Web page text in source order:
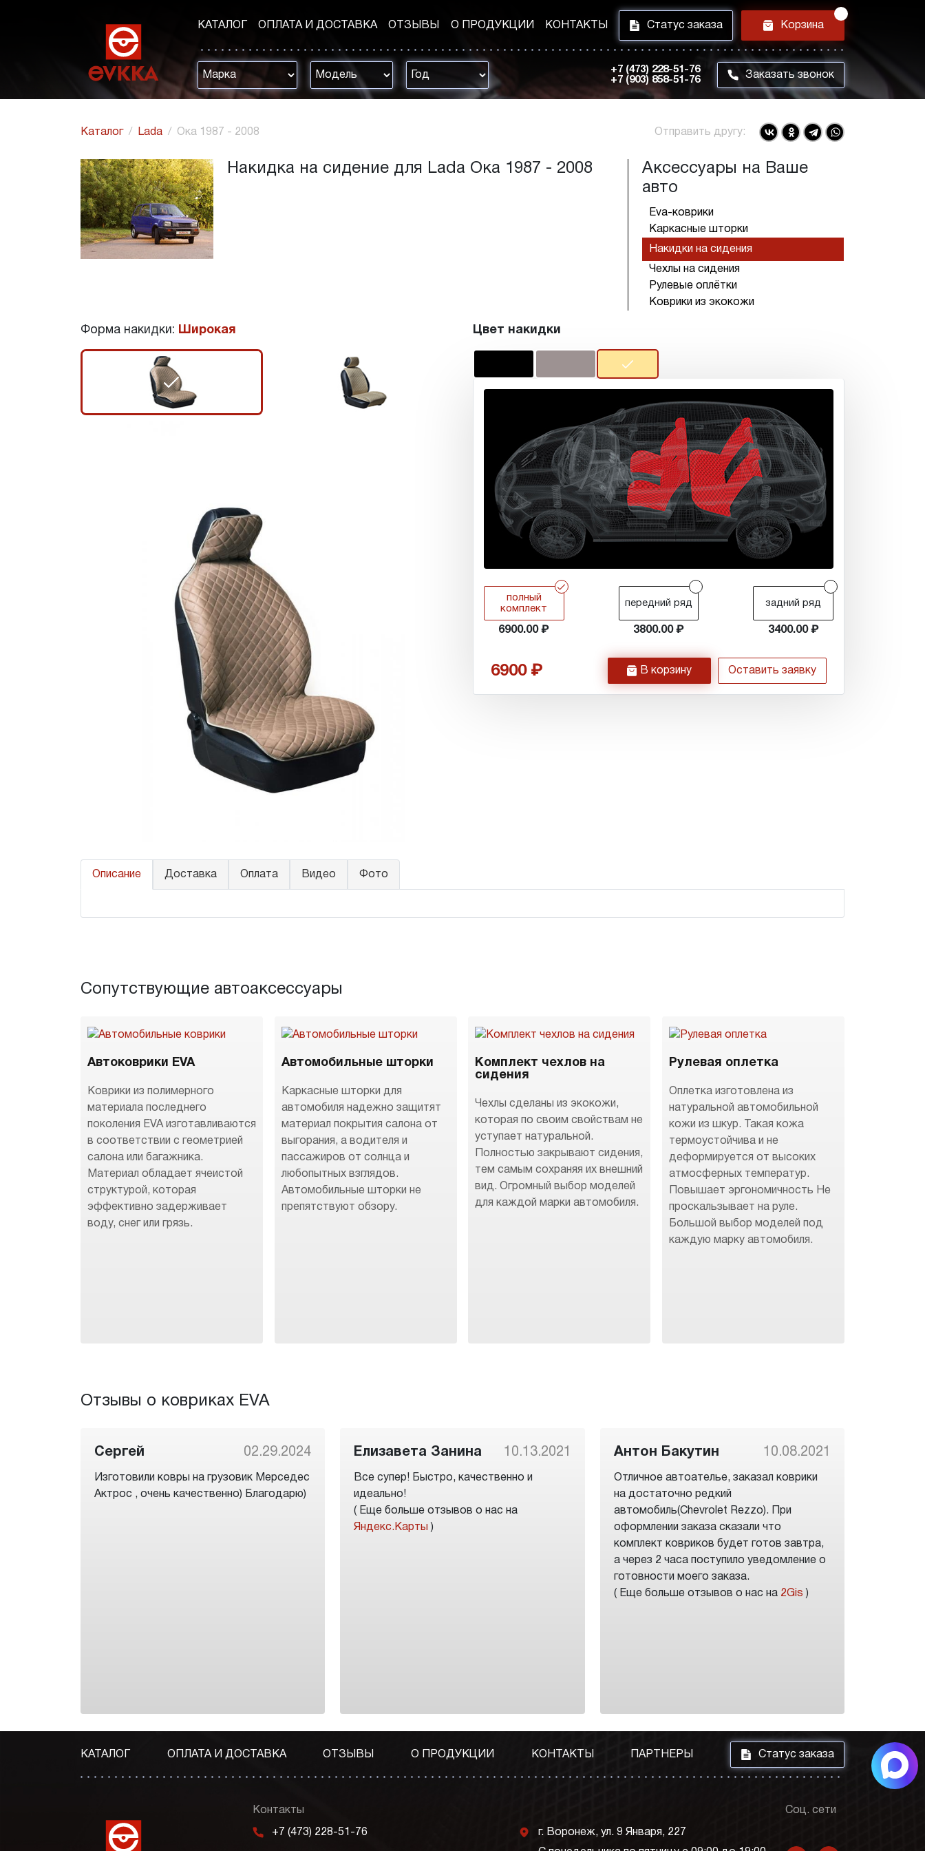
КАТАЛОГ ОПЛАТА И ДОСТАВКА ОТЗЫВЫ О ПРОДУКЦИИ КОНТАКТЫ i Статус заказа h Корзина
+7 (473) 228-51-76
+7 (903) 858-51-76
m Заказать звонок
Каталог Lada Ока 1987 - 2008 Отправить другу:
Накидка на сидение для Lada Ока 1987 - 2008
Аксессуары на Ваше
авто
Eva-коврики
Каркасные шторки
Накидки на сидения
Чехлы на сидения
Рулевые оплётки
Коврики из экокожи
Форма накидки: Широкая
r
Цвет накидки
r
полный
комплект
6900.00
передний ряд
3800.00
задний ряд
3400.00
6900 h В корзину Оставить заявку
Описание Доставка Оплата Видео Фото
Сопутствующие автоаксессуары
Автоковрики EVA
Коврики из полимерного
материала последнего
поколения EVA изготавливаются
в соответствии с геометрией
салона или багажника.
Материал обладает ячеистой
структурой, которая
эффективно задерживает
воду, снег или грязь.
Автомобильные шторки
Каркасные шторки для
автомобиля надежно защитят
материал покрытия салона от
выгорания, а водителя и
пассажиров от солнца и
любопытных взглядов.
Автомобильные шторки не
препятствуют обзору.
Комплект чехлов на
сидения
Чехлы сделаны из экокожи,
которая по своим свойствам не
уступает натуральной.
Полностью закрывают сидения,
тем самым сохраняя их внешний
вид. Огромный выбор моделей
для каждой марки автомобиля.
Рулевая оплетка
Оплетка изготовлена из
натуральной автомобильной
кожи из шкур. Такая кожа
термоустойчива и не
деформируется от высоких
атмосферных температур.
Повышает эргономичность Не
проскальзывает на руле.
Большой выбор моделей под
каждую марку автомобиля.
Отзывы о ковриках EVA
Сергей 02.29.2024
Изготовили ковры на грузовик Мерседес
Актрос , очень качественно) Благодарю)
Елизавета Занина 10.13.2021
Все супер! Быстро, качественно и
идеально!
( Еще больше отзывов о нас на
Яндекс.Карты )
Антон Бакутин 10.08.2021
Отличное автоателье, заказал коврики
на достаточно редкий
автомобиль(Chevrolet Rezzo). При
оформлении заказа сказали что
комплект ковриков будет готов завтра,
а через 2 часа поступило уведомление о
готовности моего заказа.
( Еще больше отзывов о нас на 2Gis )
КАТАЛОГ ОПЛАТА И ДОСТАВКА ОТЗЫВЫ О ПРОДУКЦИИ КОНТАКТЫ ПАРТНЕРЫ i Статус заказа
Контакты
m +7 (473) 228-51-76 j г. Воронеж, ул. 9 Января, 227
Соц. сети